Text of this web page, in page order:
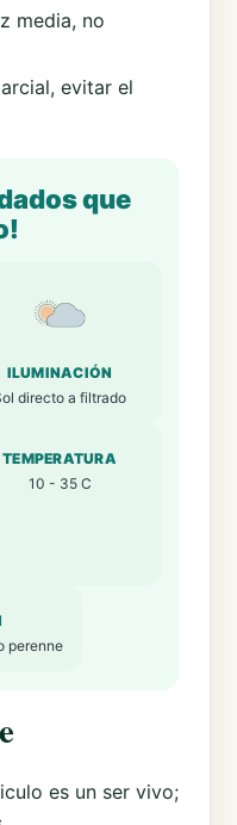
media, no
evitar el
que
ILUMINACIÓN
directo a filtrado
TEMPERATURA
10 - 35 C
perenne
es un ser vivo;